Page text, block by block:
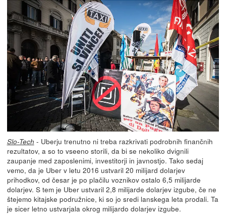
Slo-Tech - Uberju trenutno ni treba razkrivati podrobnih finančnih
rezultatov, a so to vseeno storili, da bi se nekoliko dvignili
zaupanje med zaposlenimi, investitorji in javnostjo. Tako sedaj
vemo, da je Uber v letu 2016 ustvaril 20 milijard dolarjev
prihodkov, od česar je po plačilu voznikov ostalo 6,5 milijarde
dolarjev. S tem je Uber ustvaril 2,8 milijarde dolarjev izgube, če ne
štejemo kitajske podružnice, ki so jo sredi lanskega leta prodali. Ta
je sicer letno ustvarjala okrog milijardo dolarjev izgube.